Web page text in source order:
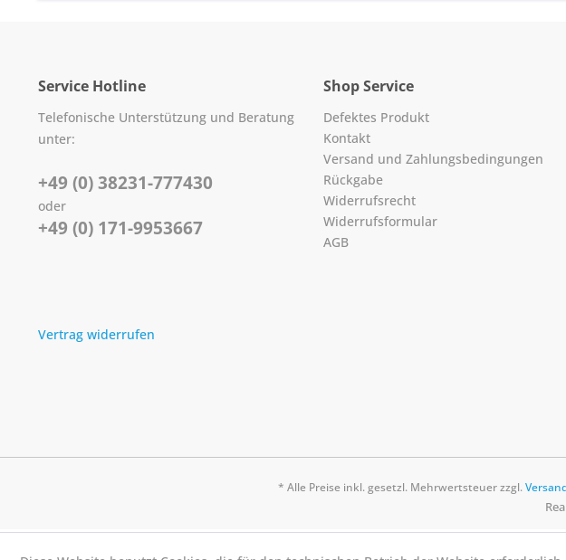
Service Hotline
Telefonische Unterstützung und Beratung
unter:
+49 (0) 38231-777430
oder
+49 (0) 171-9953667
Vertrag widerrufen
Shop Service
Defektes Produkt
Kontakt
Versand und Zahlungsbedingungen
Rückgabe
Widerrufsrecht
Widerrufsformular
AGB
* Alle Preise inkl. gesetzl. Mehrwertsteuer zzgl.